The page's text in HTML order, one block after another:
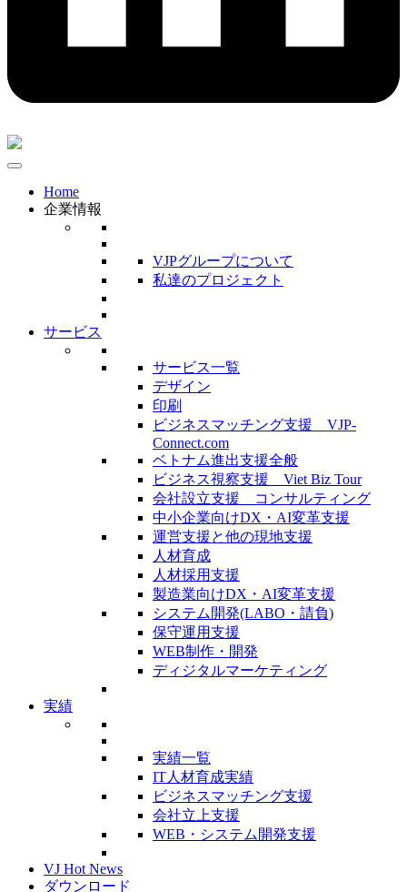
Home
企業情報
VJPグループについて
私達のプロジェクト
サービス
サービス一覧
デザイン
印刷
ビジネスマッチング支援 VJP-
Connect.com
ベトナム進出支援全般
ビジネス視察支援 Viet Biz Tour
会社設立支援 コンサルティング
中小企業向けDX・AI変革支援
運営支援と他の現地支援
人材育成
人材採用支援
製造業向けDX・AI変革支援
システム開発(LABO・請負)
保守運用支援
WEB制作・開発
ディジタルマーケティング
実績
実績一覧
IT人材育成実績
ビジネスマッチング支援
会社立上支援
WEB・システム開発支援
VJ Hot News
ダウンロード